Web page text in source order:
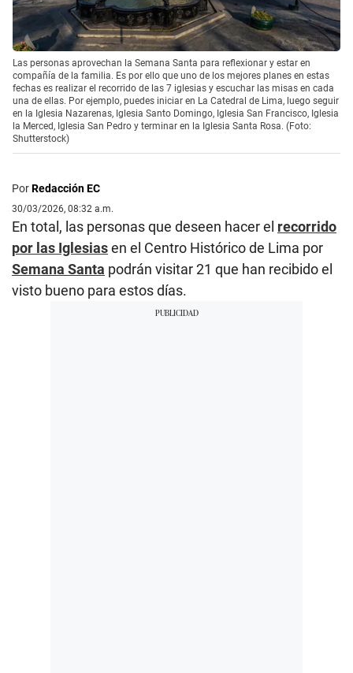
Las personas aprovechan la Semana Santa para reflexionar y estar en
compañía de la familia. Es por ello que uno de los mejores planes en estas
fechas es realizar el recorrido de las 7 iglesias y escuchar las misas en cada
una de ellas. Por ejemplo, puedes iniciar en La Catedral de Lima, luego seguir
en la Iglesia Nazarenas, Iglesia Santo Domingo, Iglesia San Francisco, Iglesia
la Merced, Iglesia San Pedro y terminar en la Iglesia Santa Rosa. (Foto:
Shutterstock)
PorRedacción EC
30/03/2026, 08:32 a.m.
En total, las personas que deseen hacer el recorrido
por las Iglesiasen el Centro Histórico de Lima por
Semana Santa podrán visitar 21 que han recibido el
visto bueno para estos días.